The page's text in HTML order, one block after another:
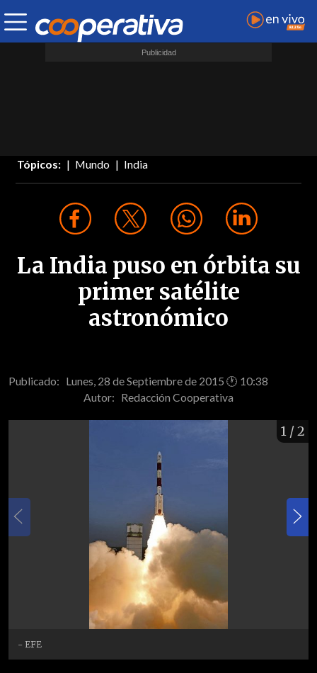
Tópicos: Mundo India
La India puso en órbita su
primer satélite
astronómico
Publicado: Lunes, 28 de Septiembre de 2015 🕐 10:38
Autor: Redacción Cooperativa
1 / 2
- EFE